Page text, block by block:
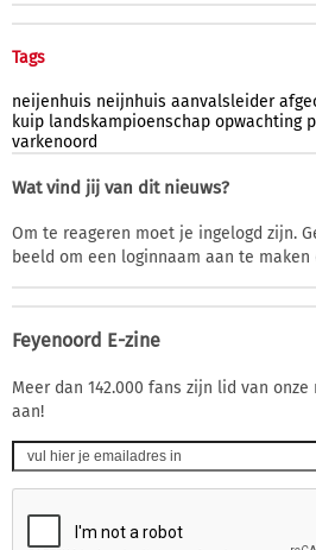
Tags
neijenhuis neijnhuis aanvalsleider
kuip landskampioenschap opwachting
varkenoord
Wat vind jij van dit nieuws?
Om te reageren moet je ingelogd zijn.
beeld om een loginnaam aan te
Feyenoord E-zine
Meer dan 142.000 fans zijn lid van
aan!